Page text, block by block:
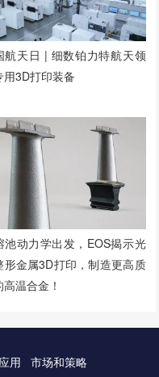
航天日 | 细数铂力特航天领
用3D打印装备
池动力学出发，EOS揭示光
形金属3D打印，制造更高质
温合金！
应用 市场和策略